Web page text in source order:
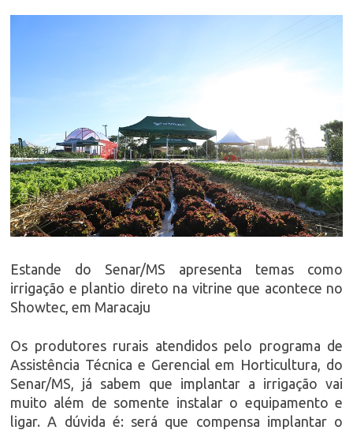
Estande do Senar/MS apresenta temas como
irrigação e plantio direto na vitrine que acontece no
Showtec, em Maracaju
Os produtores rurais atendidos pelo programa de
Assistência Técnica e Gerencial em Horticultura, do
Senar/MS, já sabem que implantar a irrigação vai
muito além de somente instalar o equipamento e
ligar. A dúvida é: será que compensa implantar o